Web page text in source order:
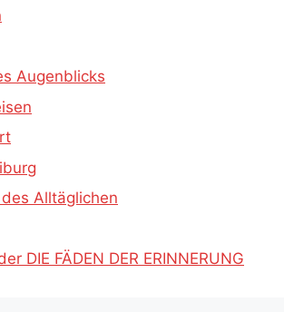
Augenblicks
Alltäglichen
DIE FÄDEN DER ERINNERUNG